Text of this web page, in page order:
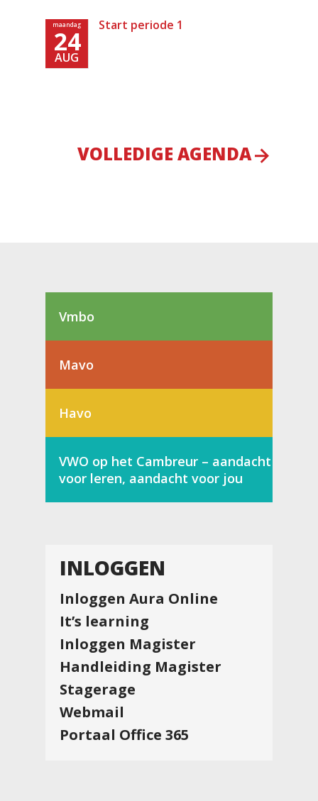
maandag
24
AUG
Start periode 1
VOLLEDIGE AGENDA
Vmbo
Mavo
Havo
VWO op het Cambreur – aandacht
voor leren, aandacht voor jou
INLOGGEN
Inloggen Aura Online
It’s learning
Inloggen Magister
Handleiding Magister
Stagerage
Webmail
Portaal Office 365